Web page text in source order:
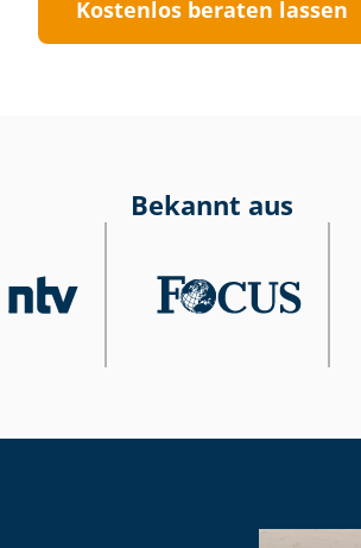
Kostenlos beraten lassen
Bekannt aus